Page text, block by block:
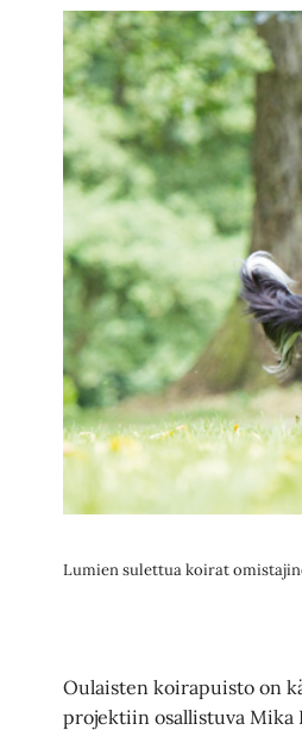
Lumien sulettua koirat
Oulaisten koirapuisto on
projektiin osallistuva Mika